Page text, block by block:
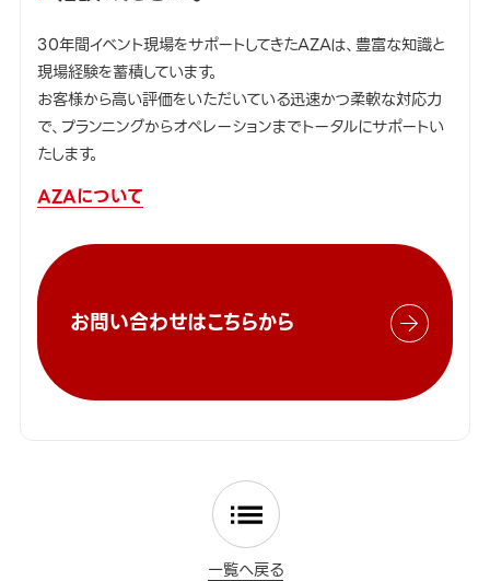
30年間イベント現場をサポートしてきたAZAは、豊富な知識と
現場経験を蓄積しています。
お客様から高い評価をいただいている迅速かつ柔軟な対応力
で、プランニングからオペレーションまでトータルにサポートい
たします。
AZAについて
お問い合わせはこちらから
一覧へ戻る